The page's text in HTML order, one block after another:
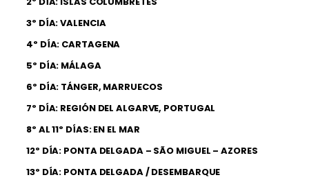
3º DÍA: VALENCIA
4º DÍA: CARTAGENA
5º DÍA: MÁLAGA
6º DÍA: TÁNGER, MARRUECOS
7º DÍA: REGIÓN DEL ALGARVE, PORTUGAL
8º AL 11º DÍAS: EN EL MAR
12º DÍA: PONTA DELGADA – SÃO MIGUEL – AZORES
13º DÍA: PONTA DELGADA / DESEMBARQUE